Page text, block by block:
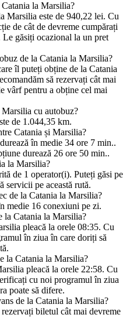
la Marsilia?
Marsilia este de 940,22 lei. Cu
de cât de devreme cumpărați
Le găsiți ocazional la un pret
de la Catania la Marsilia?
îl puteți obține de la Catania
să rezervați cât mai
vârf pentru a obține cel mai
cu autobuz?
de 1.044,35 km.
Catania și Marsilia?
în medie 34 ore 7 min..
durează 26 ore 50 min..
la Marsilia?
de 1 operator(i). Puteți găsi pe
pe această rută.
de la Catania la Marsilia?
medie 16 conexiuni pe zi.
la Catania la Marsilia?
pleacă la orele 08:35. Cu
în ziua în care doriți să
la Catania la Marsilia?
pleacă la orele 22:58. Cu
cu noi programul în ziua
poate să difere.
de la Catania la Marsilia?
biletul cât mai devreme